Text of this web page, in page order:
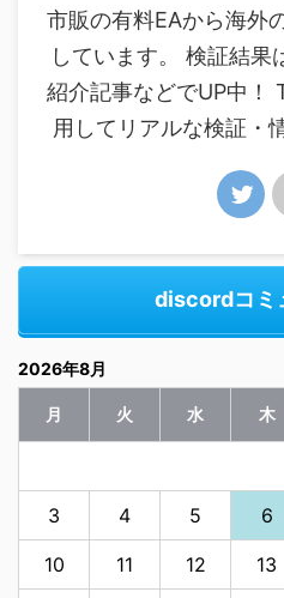
市販の有料EAから海外
しています。 検証結果
紹介記事などでUP中！
用してリアルな検証・
discordコミ
2026年8月
月 火 水 木
3 4 5 6
10 11 12 13